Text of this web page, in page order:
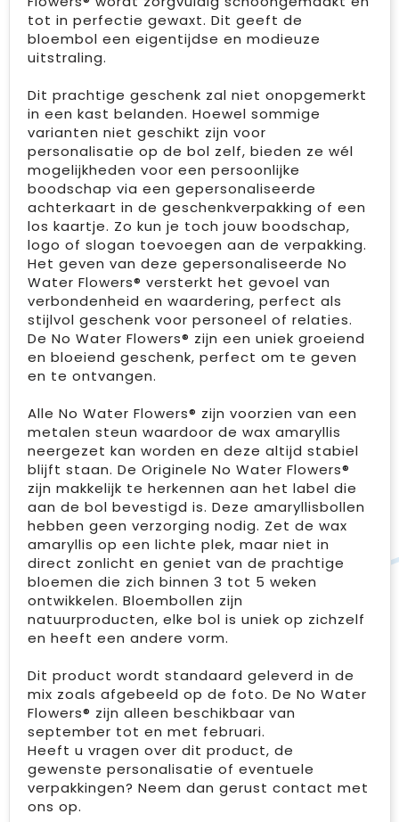
tot in perfectie gewaxt. Dit geeft de
bloembol een eigentijdse en modieuze
uitstraling.
Dit prachtige geschenk zal niet onopgemerkt
in een kast belanden. Hoewel sommige
varianten niet geschikt zijn voor
personalisatie op de bol zelf, bieden ze wél
mogelijkheden voor een persoonlijke
boodschap via een gepersonaliseerde
achterkaart in de geschenkverpakking of een
los kaartje. Zo kun je toch jouw boodschap,
logo of slogan toevoegen aan de verpakking.
Het geven van deze gepersonaliseerde No
Water Flowers® versterkt het gevoel van
verbondenheid en waardering, perfect als
stijlvol geschenk voor personeel of relaties.
De No Water Flowers® zijn een uniek groeiend
en bloeiend geschenk, perfect om te geven
en te ontvangen.
Alle No Water Flowers® zijn voorzien van een
metalen steun waardoor de wax amaryllis
neergezet kan worden en deze altijd stabiel
blijft staan. De Originele No Water Flowers®
zijn makkelijk te herkennen aan het label die
aan de bol bevestigd is. Deze amaryllisbollen
hebben geen verzorging nodig. Zet de wax
amaryllis op een lichte plek, maar niet in
direct zonlicht en geniet van de prachtige
bloemen die zich binnen 3 tot 5 weken
ontwikkelen. Bloembollen zijn
natuurproducten, elke bol is uniek op zichzelf
en heeft een andere vorm.
Dit product wordt standaard geleverd in de
mix zoals afgebeeld op de foto. De No Water
Flowers® zijn alleen beschikbaar van
september tot en met februari.
Heeft u vragen over dit product, de
gewenste personalisatie of eventuele
verpakkingen? Neem dan gerust contact met
ons op.